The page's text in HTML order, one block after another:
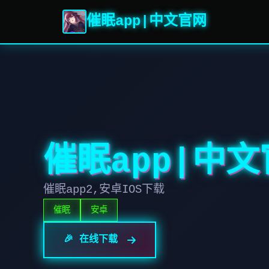
催眠app|中文官网
催眠app|中文
催眠app2,安卓IOS下载
催眠 安卓
🎉 在线下载